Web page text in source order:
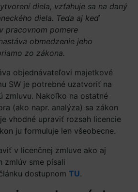
diela, vzťahuje sa na daný
diela. Teda aj keď
pracovnom pomere
obmedzenie jeho
zo zákona.
objednávateľovi majetkové
SW je potrebné uzatvoriť na
zmluvu. Nakoľko na ostatné
(ako napr. analýza) sa zákon
vhodné upraviť rozsah licencie
ju formuluje len všeobecne.
v licenčnej zmluve ako aj
zmlúv sme písali
dostupnom TU.